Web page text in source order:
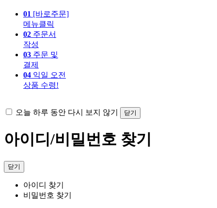
01 [바로주문]
메뉴클릭
02 주문서
작성
03 주문 및
결제
04 익일 오전
상품 수령!
오늘 하루 동안 다시 보지 않기 닫기
아이디/비밀번호 찾기
닫기
아이디 찾기
비밀번호 찾기